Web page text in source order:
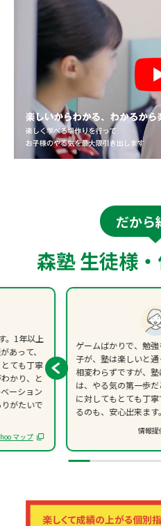
だから
森塾 生徒様
。1年以上
あって、
ても丁寧
かり、と
ーション
がたいで
マップ
ゲームばかりで、勉
子が、塾は楽しいと
相変わらずですが、
は、やる気の第一歩
に対してもとても丁
るのも、安心出来ます。
情報提